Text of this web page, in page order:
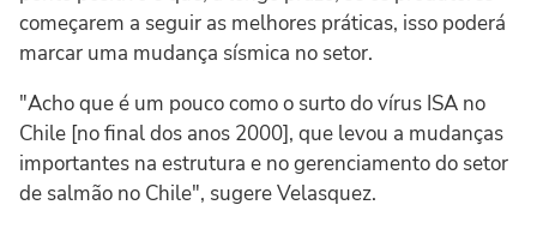
começarem a seguir as melhores práticas, isso poderá
marcar uma mudança sísmica no setor.
"Acho que é um pouco como o surto do vírus ISA no
Chile [no final dos anos 2000], que levou a mudanças
importantes na estrutura e no gerenciamento do setor
de salmão no Chile", sugere Velasquez.